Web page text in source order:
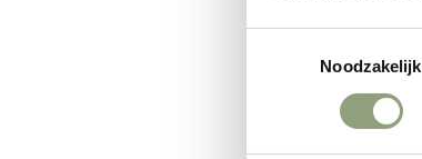
Noodzakelijk